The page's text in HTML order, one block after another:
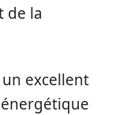
de la
excellent
énergétique